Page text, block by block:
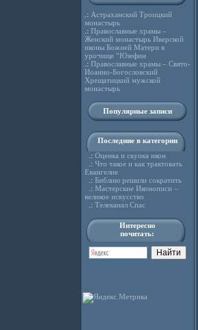
.: Астраханский Троицкий
монастырь
.: Православные храмы –
Женский монастырь Иверской
иконы Божией Матери в
урочище “Юзефин
.: Православные храмы – Свято-
Иоанно-Богословский
Хрещатицкий мужской
монастырь
Популярные записи
Последние в категории
.: Оценка и скупка икон
.: Что такое и как трактовать
Евангелие
.: Библию решили сократить
.: Мастерские Иконописи –
великое искусство
.: Телеканал Спас
Интересно
почитать: